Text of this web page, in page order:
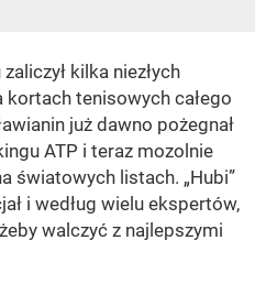
kilka niezłych
tenisowych całego
już dawno pożegnał
ATP i teraz mozolnie
światowych listach. „Hubi”
i według wielu ekspertów,
walczyć z najlepszymi